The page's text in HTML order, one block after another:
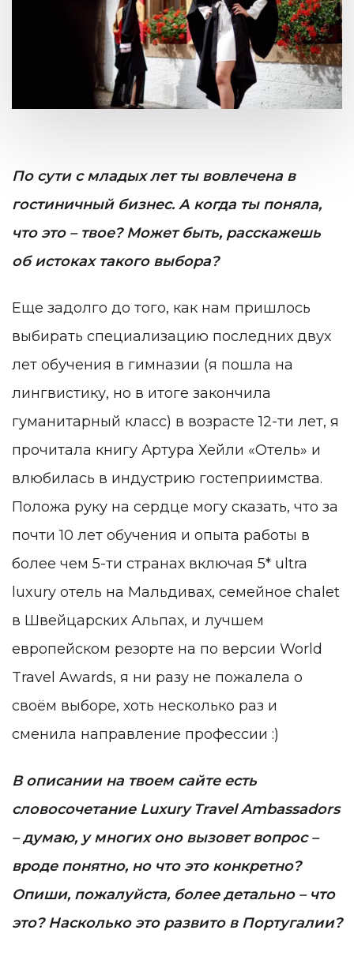
По сути с младых лет ты вовлечена в
гостиничный бизнес. А когда ты поняла,
что это – твое? Может быть, расскажешь
об истоках такого выбора?
Еще задолго до того, как нам пришлось
выбирать специализацию последних двух
лет обучения в гимназии (я пошла на
лингвистику, но в итоге закончила
гуманитарный класс) в возрасте 12-ти лет, я
прочитала книгу Артура Хейли «Отель» и
влюбилась в индустрию гостеприимства.
Положа руку на сердце могу сказать, что за
почти 10 лет обучения и опыта работы в
более чем 5-ти странах включая 5* ultra
luxury отель на Мальдивах, семейное chalet
в Швейцарских Альпах, и лучшем
европейском резорте на по версии World
Travel Awards, я ни разу не пожалела о
своём выборе, хоть несколько раз и
сменила направление профессии :)
В описании на твоем сайте есть
словосочетание Luxury Travel Ambassadors
– думаю, у многих оно вызовет вопрос –
вроде понятно, но что это конкретно?
Опиши, пожалуйста, более детально – что
это? Насколько это развито в Португалии?